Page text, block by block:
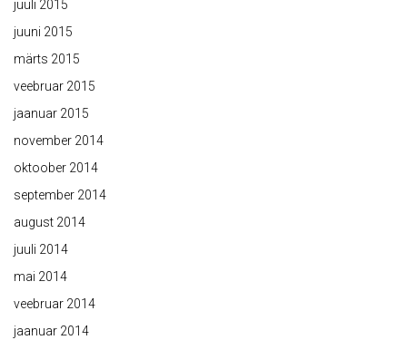
juuli 2015
juuni 2015
märts 2015
veebruar 2015
jaanuar 2015
november 2014
oktoober 2014
september 2014
august 2014
juuli 2014
mai 2014
veebruar 2014
jaanuar 2014